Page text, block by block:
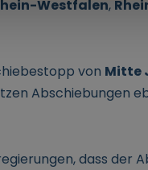
Westfalen,
von Mitte
Abschiebungen
dass der